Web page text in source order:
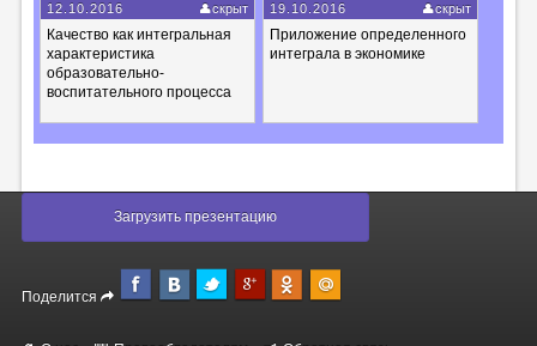
12.10.2016 скрыт
Качество как интегральная
характеристика
образовательно-
воспитательного процесса
19.10.2016 скрыт
Приложение определенного
интеграла в экономике
Загрузить презентацию
Поделится